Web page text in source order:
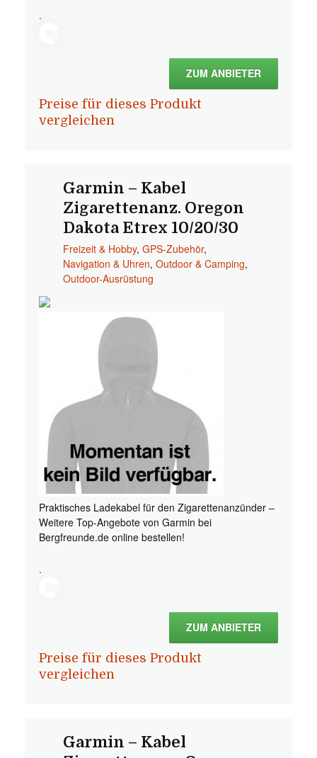
.
ZUM ANBIETER
Preise für dieses Produkt
vergleichen
Garmin – Kabel
Zigarettenanz. Oregon
Dakota Etrex 10/20/30
Freizeit & Hobby, GPS-Zubehör,
Navigation & Uhren, Outdoor & Camping,
Outdoor-Ausrüstung
Praktisches Ladekabel für den Zigarettenanzünder –
Weitere Top-Angebote von Garmin bei
Bergfreunde.de online bestellen!
.
ZUM ANBIETER
Preise für dieses Produkt
vergleichen
Garmin – Kabel